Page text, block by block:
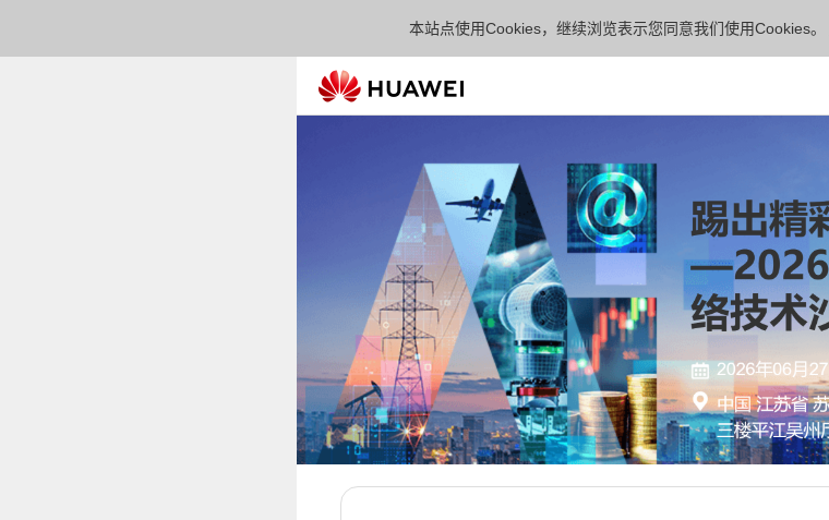
本站点使用Cookies，继续浏览表示您同意我们使用Cookies。